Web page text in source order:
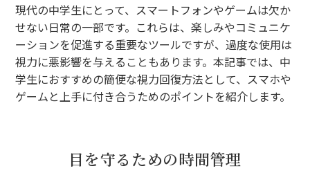
現代の中学生にとって、スマートフォンやゲームは欠か
せない日常の一部です。これらは、楽しみやコミュニケ
ーションを促進する重要なツールですが、過度な使用は
視力に悪影響を与えることもあります。本記事では、中
学生におすすめの簡便な視力回復方法として、スマホや
ゲームと上手に付き合うためのポイントを紹介します。
目を守るための時間管理